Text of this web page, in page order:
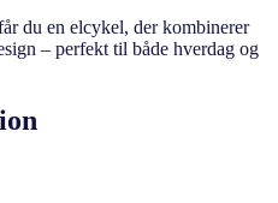
du en elcykel, der kombinerer
– perfekt til både hverdag og